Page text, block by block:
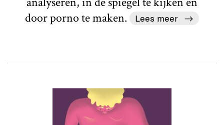
door porno te maken.
Lees meer